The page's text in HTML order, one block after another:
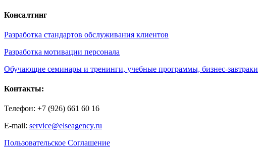
Консалтинг
Разработка стандартов обслуживания клиентов
Разработка мотивации персонала
Обучающие семинары и тренинги, учебные программы, бизнес-завтраки
Контакты:
Телефон: +7 (926) 661 60 16
E-mail: service@elseagency.ru
Пользовательское Соглашение